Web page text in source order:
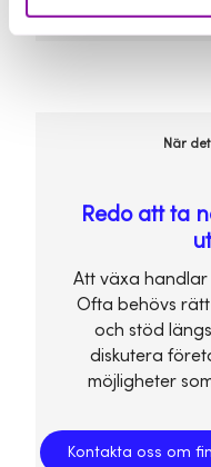
När
Redo att ta
Att växa
Ofta behövs
och stöd
diskutera
möjligheter
Kontakta oss om